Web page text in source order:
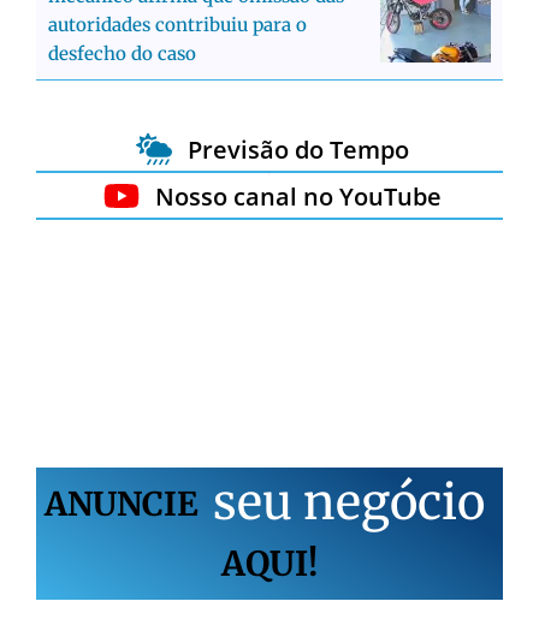
autoridades contribuiu para o
desfecho do caso
Previsão do Tempo
Nosso canal no YouTube
ANUNCIE seu negócio
AQUI!